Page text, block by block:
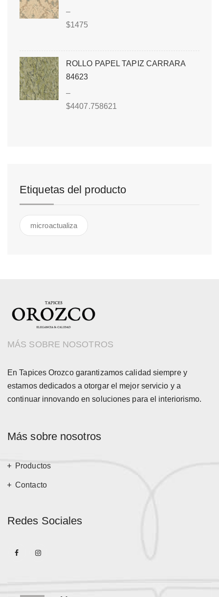
–
$1475
ROLLO PAPEL TAPIZ CARRARA
84623
–
$4407.758621
Etiquetas del producto
microactualiza
MÁS SOBRE NOSOTROS
En Tapices Orozco garantizamos calidad siempre y
estamos dedicados a otorgar el mejor servicio y a
continuar innovando en soluciones para el interiorismo.
Más sobre nosotros
Productos
Contacto
Redes Sociales